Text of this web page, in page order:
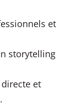
et
storytelling
et